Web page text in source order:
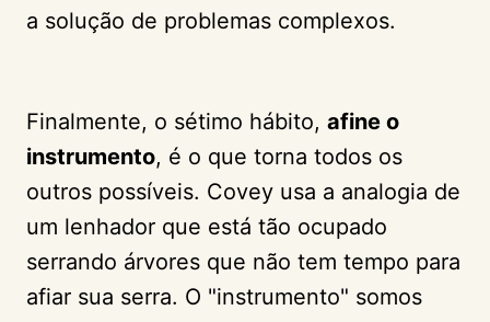
a solução de problemas complexos.
Finalmente, o sétimo hábito, afine o
instrumento, é o que torna todos os
outros possíveis. Covey usa a analogia de
um lenhador que está tão ocupado
serrando árvores que não tem tempo para
afiar sua serra. O "instrumento" somos